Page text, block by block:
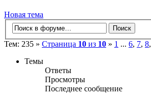
Новая тема
Тем: 235 » Страница 10 из 10 » 1 ... 6, 7, 8,
Темы
Ответы
Просмотры
Последнее сообщение